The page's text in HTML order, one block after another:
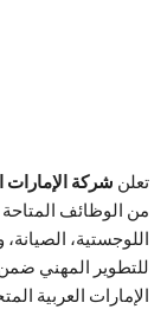
تعلن شركة الإمارات
من الوظائف
اللوجستية،
للتطوير المهني
الإمارات العربية